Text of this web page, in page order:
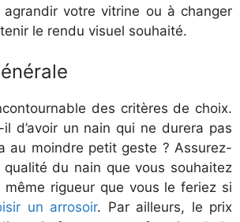
votre vitrine ou à changer
le rendu visuel souhaité.
des critères de choix.
d’avoir un nain qui ne durera pas
au moindre petit geste ? Assurez-
du nain que vous souhaitez
même rigueur que vous le feriez si
un arrosoir. Par ailleurs, le prix